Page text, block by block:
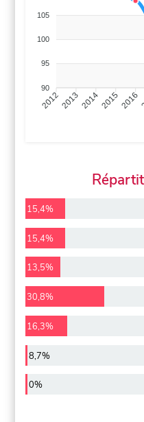
105
100
95
90
20122013201420152016
15,4%
15,4%
13,5%
30,8%
16,3%
8,7%
0%